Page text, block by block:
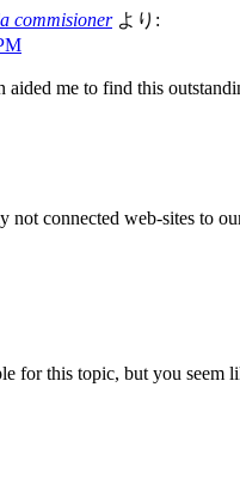
commisioner より:
aided me to find this
not connected web-sites to
for this topic, but you